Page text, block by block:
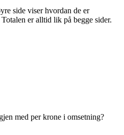
side viser hvordan de er
er alltid lik på begge sider.
med per krone i omsetning?